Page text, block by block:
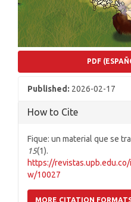
PDF
Published: 2026-02-17
How to Cite
Fique: un material que se
15(1).
https://
w/10027
MORE CITATION